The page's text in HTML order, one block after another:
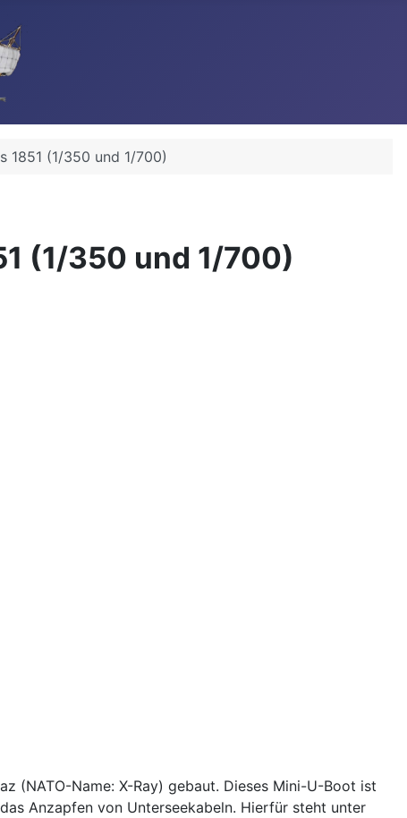
1851 (1/350 und 1/700)
(1/350 und 1/700)
(NATO-Name: X-Ray) gebaut. Dieses Mini-U-Boot ist
Anzapfen von Unterseekabeln. Hierfür steht unter